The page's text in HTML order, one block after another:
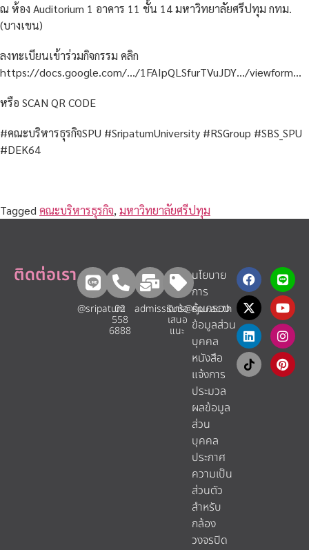
ณ ห้อง Auditorium 1 อาคาร 11 ชั้น 14 มหาวิทยาลัยศรีปทุม กทม.
(บางเขน)
ลงทะเบียนเข้าร่วมกิจกรรม คลิก
https://docs.google.com/…/1FAIpQLSfurTVuJDY…/viewform…
หรือ SCAN QR CODE
#คณะบริหารธุรกิจSPU #SripatumUniversity #RSGroup #SBS_SPU
#DEK64
Tagged คณะบริหารธุรกิจ, มหาวิทยาลัยศรีปทุม
ติดต่อเรา
@sripatum
02
558
6888
admissions@spu.ac.th
รับข้อ
เสนอ
แนะ​
นโยบาย
การ
คุ้มครอง
ข้อมูลส่วน
บุคคล
หนังสือ
แจ้งการ
ประมวล
ผลข้อมูล
ส่วน
บุคคล
ประกาศ
ความเป็น
ส่วนตัว
สำหรับ
กล้อง
วงจรปิด